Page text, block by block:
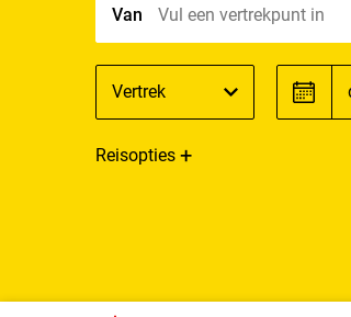
Van Vul een vertrekpunt in
Vertrek
Datum
Datum
Reisopties